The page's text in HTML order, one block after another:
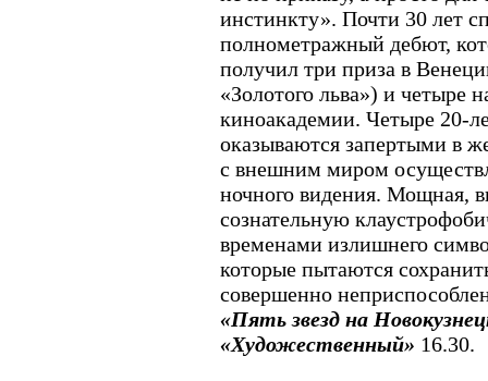
инстинкту». Почти 30 лет
полнометражный дебют,
получил три приза в
«Золотого льва») и четыре
киноакадемии. Четыре 20-
оказываются запертыми в
с внешним миром
ночного видения. Мощная,
сознательную
временами излишнего
которые пытаются
совершенно
«Пять звезд на
«Художественный» 16.30.